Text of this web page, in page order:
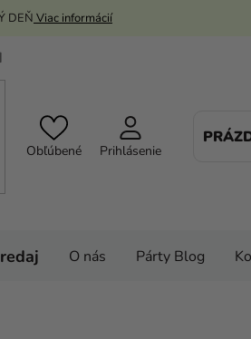
DEŇ Viac informácií
Obľúbené Prihlásenie
O nás Párty Blog